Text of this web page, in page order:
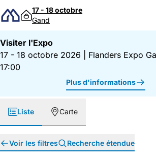
Passer au contenu
17 - 18 octobre
Gand
Visiter l'Expo
17 - 18 octobre 2026
Flanders Expo
17:00
Plus d'informations
Liste Carte
Voir les filtres Recherche étendue